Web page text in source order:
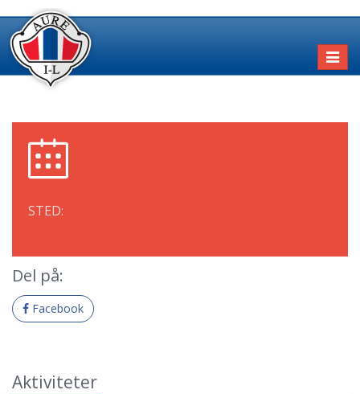
STED:
Del på:
Facebook
Aktiviteter